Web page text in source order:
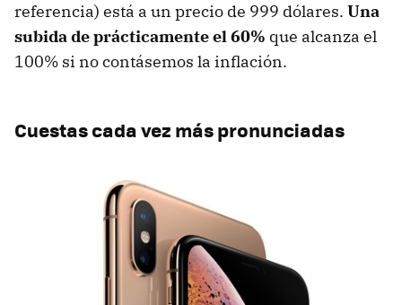
referencia) está a un precio de 999 dólares. Una
subida de prácticamente el 60% que alcanza el
100% si no contásemos la inflación.
Cuestas cada vez más pronunciadas